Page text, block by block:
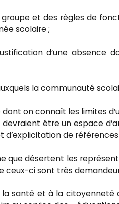
groupe et des règles de
scolaire ;
d’une
la communauté
dont on connaît les limites
devraient être un espace
de
que désertent les
ceux-ci sont très
la santé et à la